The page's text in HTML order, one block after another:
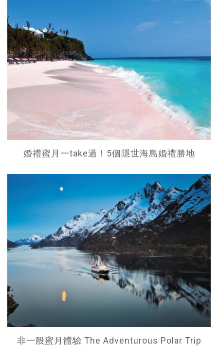
婚禮蜜月一take過！5個隱世海島婚禮勝地
非一般蜜月體驗 The Adventurous Polar Trip